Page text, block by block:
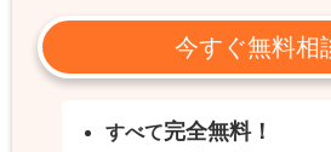
今すぐ無料相
すべて完全無料！